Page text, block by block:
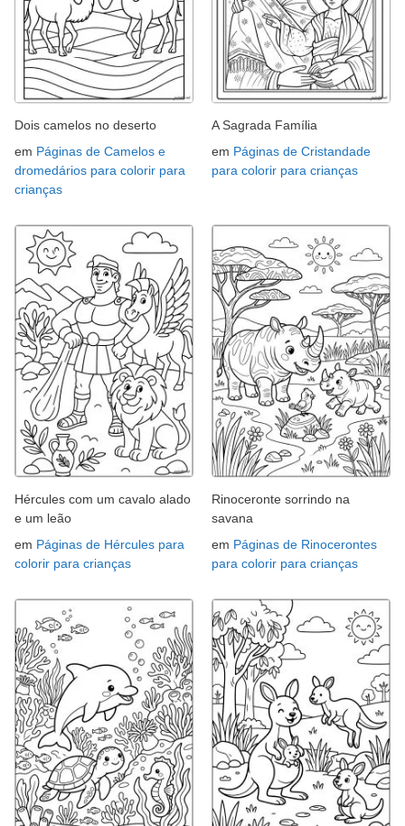
Dois camelos no deserto
em Páginas de Camelos e
dromedários para colorir para
crianças
A Sagrada Família
em Páginas de Cristandade
para colorir para crianças
Hércules com um cavalo alado
e um leão
em Páginas de Hércules para
colorir para crianças
Rinoceronte sorrindo na
savana
em Páginas de Rinocerontes
para colorir para crianças